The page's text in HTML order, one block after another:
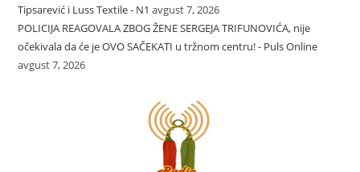
Tipsarević i Luss Textile - N1 avgust 7, 2026
POLICIJA REAGOVALA ZBOG ŽENE SERGEJA TRIFUNOVIĆA, nije
očekivala da će je OVO SAČEKATI u tržnom centru! - Puls Online
avgust 7, 2026